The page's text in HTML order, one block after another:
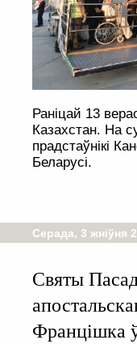
Раніцай 13
Казахстан. На
прадстаўнікі
Беларусі.
Серада, 3 жніўня
Святы
Францішка